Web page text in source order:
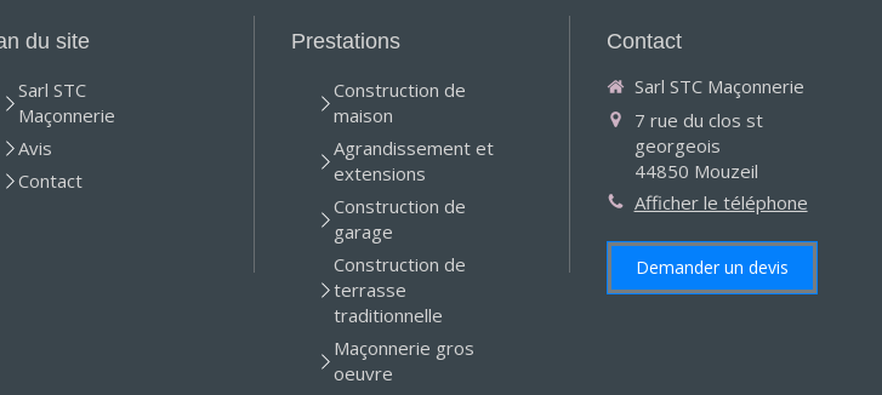
du site
Sarl STC
Maçonnerie
Avis
Contact
Prestations
Construction de
maison
Agrandissement et
extensions
Construction de
garage
Construction de
terrasse
traditionnelle
Maçonnerie gros
oeuvre
Contact
Sarl STC Maçonnerie
7 rue du clos st
georgeois
44850 Mouzeil
Afficher le téléphone
Demander un devis